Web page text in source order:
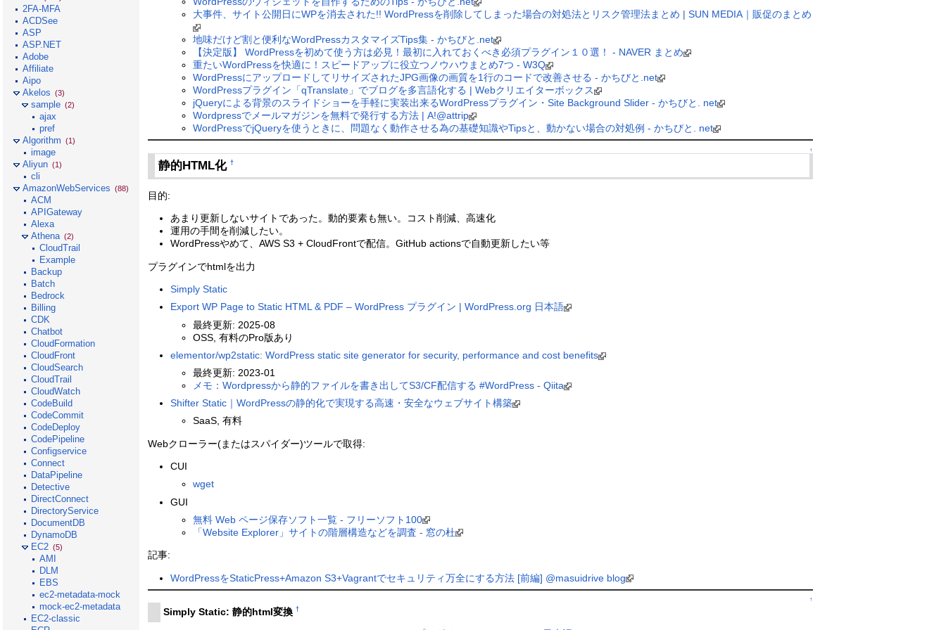
大事件、サイト公開日にWPを消去された!! WordPressを削除してしまった場合の対処法とリスク管理法まとめ | SUN MEDIA｜販促のまとめ
地味だけど割と便利なWordPressカスタマイズTips集 - かちびと.net
【決定版】 WordPressを初めて使う方は必見！最初に入れておくべき必須プラグイン１０選！ - NAVER まとめ
重たいWordPressを快適に！スピードアップに役立つノウハウまとめ7つ - W3Q
WordPressにアップロードしてリサイズされたJPG画像の画質を1行のコードで改善させる - かちびと.net
WordPressプラグイン「qTranslate」でブログを多言語化する | Webクリエイターボックス
jQueryによる背景のスライドショーを手軽に実装出来るWordPressプラグイン・Site Background Slider - かちびと. net
Wordpressでメールマガジンを無料で発行する方法 | A!@attrip
WordPressでjQueryを使うときに、問題なく動作させる為の基礎知識やTipsと、動かない場合の対処例 - かちびと. net
↑
静的HTML化 †
目的:
あまり更新しないサイトであった。動的要素も無い。コスト削減、高速化
運用の手間を削減したい。
WordPressやめて、AWS S3 + CloudFrontで配信。GitHub actionsで自動更新したい等
プラグインでhtmlを出力
Simply Static
Export WP Page to Static HTML & PDF – WordPress プラグイン | WordPress.org 日本語
最終更新: 2025-08
OSS, 有料のPro版あり
elementor/wp2static: WordPress static site generator for security, performance and cost benefits
最終更新: 2023-01
メモ：Wordpressから静的ファイルを書き出してS3/CF配信する #WordPress - Qiita
Shifter Static｜WordPressの静的化で実現する高速・安全なウェブサイト構築
SaaS, 有料
Webクローラー(またはスパイダー)ツールで取得:
CUI
wget
GUI
無料 Web ページ保存ソフト一覧 - フリーソフト100
「Website Explorer」サイトの階層構造などを調査 - 窓の杜
記事:
WordPressをStaticPress+Amazon S3+Vagrantでセキュリティ万全にする方法 [前編] @masuidrive blog
↑
Simply Static: 静的html変換 †
2FA-MFA
ACDSee
ASP
ASP.NET
Adobe
Affiliate
Aipo
Akelos (3)
sample (2)
ajax
pref
Algorithm (1)
image
Aliyun (1)
cli
AmazonWebServices (88)
ACM
APIGateway
Alexa
Athena (2)
CloudTrail
Example
Backup
Batch
Bedrock
Billing
CDK
Chatbot
CloudFormation
CloudFront
CloudSearch
CloudTrail
CloudWatch
CodeBuild
CodeCommit
CodeDeploy
CodePipeline
Configservice
Connect
DataPipeline
Detective
DirectConnect
DirectoryService
DocumentDB
DynamoDB
EC2 (5)
AMI
DLM
EBS
ec2-metadata-mock
mock-ec2-metadata
EC2-classic